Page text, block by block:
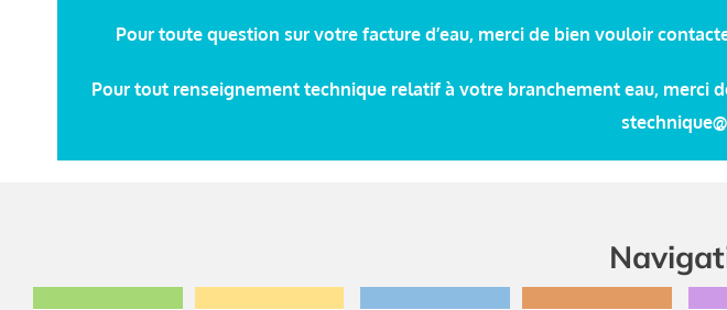
Pour toute question sur votre facture d’eau, merci de bien vouloir
Pour tout renseignement technique relatif à votre branchement eau, merci